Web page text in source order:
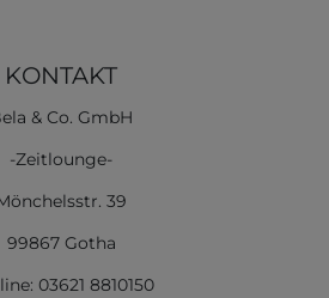
KONTAKT
& Co. GmbH
-Zeitlounge-
39
99867 Gotha
03621 8810150